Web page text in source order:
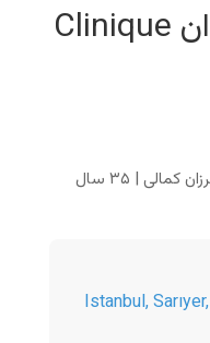
کلینیک زیبایی دندان Clinique
کلینیک دندانپزشکی پیشرفته دکتر فرزان کمالی | ۳۵ سال
Istanbul,